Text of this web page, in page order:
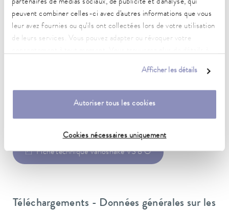
partenaires de médias sociaux, de publicité et d'analyse, qui
peuvent combiner celles-ci avec d'autres informations que vous
leur avez fournies ou qu'ils ont collectées lors de votre utilisation
de leurs services. Vous pouvez adapter ou révoquer votre
Afficher les détails
Autoriser tous les cookies
Cookies nécessaires uniquement
Fiche d'alimentation
Câble secteur avec fiche (SEV 1011, SEV 5934/2, T23)
Fiche de données
Fiche technique Varioshake VS 8 O
Téléchargements - Données générales sur les